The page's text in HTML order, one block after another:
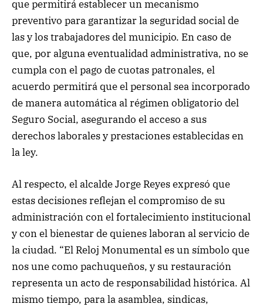
que permitirá establecer un mecanismo
preventivo para garantizar la seguridad social de
las y los trabajadores del municipio. En caso de
que, por alguna eventualidad administrativa, no se
cumpla con el pago de cuotas patronales, el
acuerdo permitirá que el personal sea incorporado
de manera automática al régimen obligatorio del
Seguro Social, asegurando el acceso a sus
derechos laborales y prestaciones establecidas en
la ley.
Al respecto, el alcalde Jorge Reyes expresó que
estas decisiones reflejan el compromiso de su
administración con el fortalecimiento institucional
y con el bienestar de quienes laboran al servicio de
la ciudad. “El Reloj Monumental es un símbolo que
nos une como pachuqueños, y su restauración
representa un acto de responsabilidad histórica. Al
mismo tiempo, para la asamblea, sindicas,